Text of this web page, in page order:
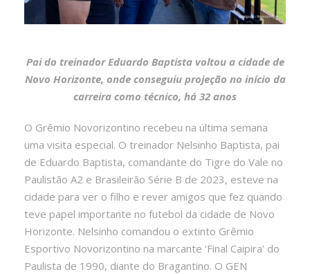
Pai do treinador Eduardo Baptista voltou a cidade de
Novo Horizonte, onde conseguiu projeção no início da
carreira como técnico, há 32 anos
O Grêmio Novorizontino recebeu na última semana
uma visita especial. O treinador Nelsinho Baptista, pai
de Eduardo Baptista, comandante do Tigre do Vale no
Paulistão A2 e Brasileirão Série B de 2023, esteve na
cidade para ver o filho e rever amigos que fez quando
teve papel importante no futebol da cidade de Novo
Horizonte. Nelsinho comandou o extinto Grêmio
Esportivo Novorizontino na marcante ‘Final Caipira’ do
Paulista de 1990, diante do Bragantino. O GEN